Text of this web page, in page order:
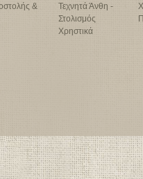
&
Τεχνητά Άνθη -
Στολισμός
Χρηστικά